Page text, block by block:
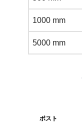
1000 mm
5000 mm
ポスト